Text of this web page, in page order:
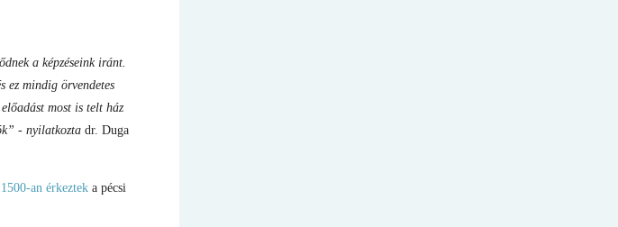
a képzéseink iránt.
ez mindig örvendetes
most is telt ház
- nyilatkozta dr. Duga
an érkeztek a pécsi